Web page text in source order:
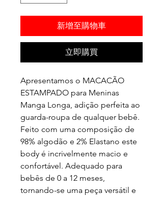
新增至購物車
立即購買
Apresentamos o MACACÃO
ESTAMPADO para Meninas
Manga Longa, adição perfeita ao
guarda-roupa de qualquer bebê.
Feito com uma composição de
98% algodão e 2% Elastano este
body é incrivelmente macio e
confortável. Adequado para
bebês de 0 a 12 meses,
tornando-se uma peça versátil e